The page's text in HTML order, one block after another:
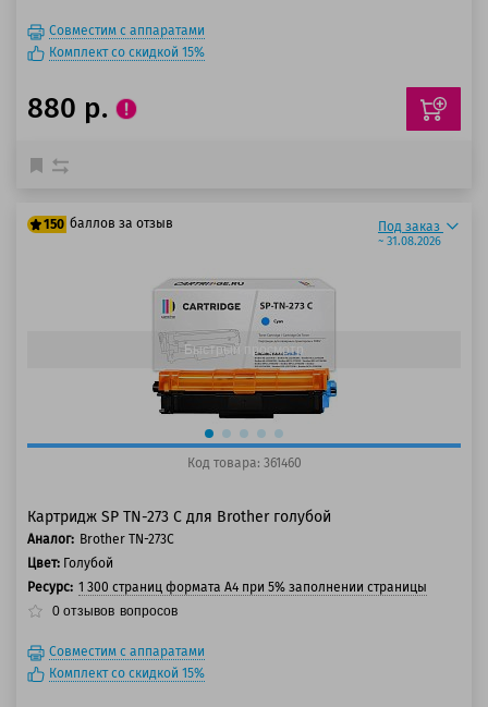
Совместим с аппаратами
Комплект со скидкой 15%
880 р.
150 баллов за отзыв Под заказ
~ 31.08.2026
Быстрый просмотр
Код товара: 361460
Картридж SP TN-273 C для Brother голубой
Аналог: Brother TN-273C
Цвет: Голубой
Ресурс: 1 300 страниц формата А4 при 5% заполнении страницы
0 отзывов вопросов
Совместим с аппаратами
Комплект со скидкой 15%